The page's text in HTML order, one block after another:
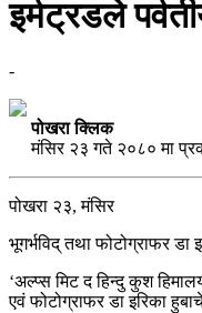
इर्मट्रडले
-
पोखरा क्लिक
मंसिर २३ गते २०८० मा
पोखरा २३, मंसिर
भूगर्भविद् तथा फोटोग्राफर डा
‘अल्प्स मिट द हिन्दु कुश
एवं फोटोग्राफर डा इरिका